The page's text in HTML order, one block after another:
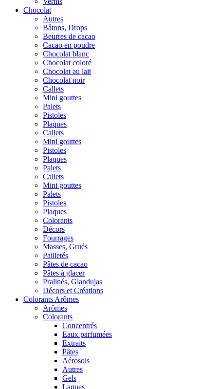
Chocolat
Autres
Bâtons, Drops
Beurres de cacao
Cacao en poudre
Chocolat blanc
Chocolat coloré
Chocolat au lait
Chocolat noir
Callets
Mini gouttes
Palets
Pistoles
Plaques
Callets
Mini gouttes
Pistoles
Plaques
Palets
Callets
Mini gouttes
Palets
Pistoles
Plaques
Colorants
Décors
Fourrages
Masses, Grués
Pailletés
Pâtes de cacao
Pâtes à glacer
Pralinés, Giandujas
Décors et Créations
Colorants Arômes
Arômes
Colorants
Concentrés
Eaux parfumées
Extraits
Pâtes
Aérosols
Autres
Gels
Laques